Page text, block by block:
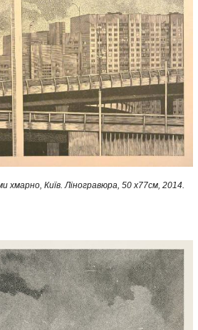
хмарно, Київ. Ліногравюра, 50 x77см, 2014.​